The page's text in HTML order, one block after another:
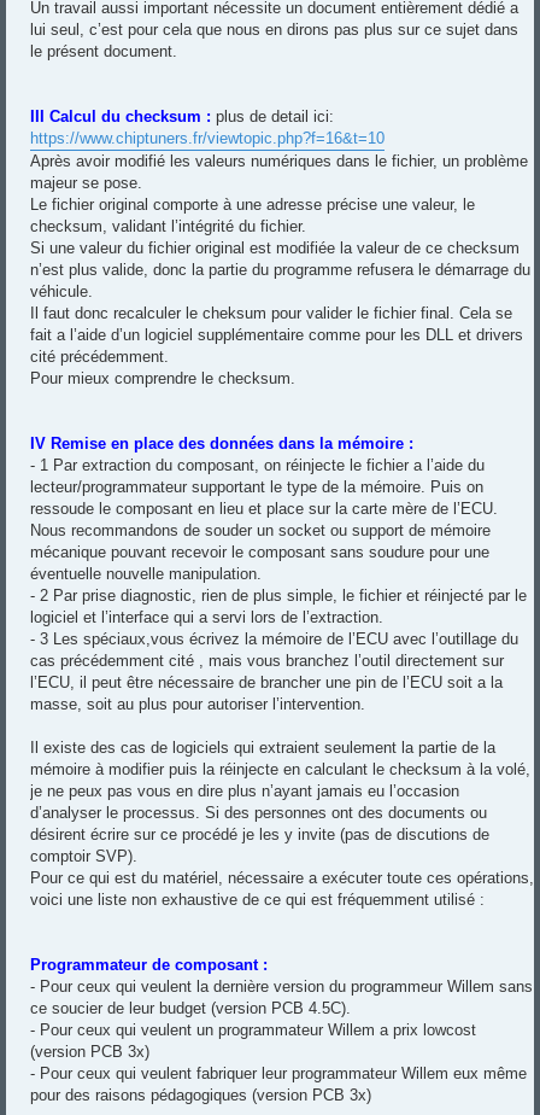
Un travail aussi important nécessite un document entièrement dédié a
lui seul, c’est pour cela que nous en dirons pas plus sur ce sujet dans
le présent document.
III Calcul du checksum : plus de detail ici:
https://www.chiptuners.fr/viewtopic.php?f=16&t=10
Après avoir modifié les valeurs numériques dans le fichier, un problème
majeur se pose.
Le fichier original comporte à une adresse précise une valeur, le
checksum, validant l’intégrité du fichier.
Si une valeur du fichier original est modifiée la valeur de ce checksum
n’est plus valide, donc la partie du programme refusera le démarrage du
véhicule.
Il faut donc recalculer le cheksum pour valider le fichier final. Cela se
fait a l’aide d’un logiciel supplémentaire comme pour les DLL et drivers
cité précédemment.
Pour mieux comprendre le checksum.
IV Remise en place des données dans la mémoire :
- 1 Par extraction du composant, on réinjecte le fichier a l’aide du
lecteur/programmateur supportant le type de la mémoire. Puis on
ressoude le composant en lieu et place sur la carte mère de l’ECU.
Nous recommandons de souder un socket ou support de mémoire
mécanique pouvant recevoir le composant sans soudure pour une
éventuelle nouvelle manipulation.
- 2 Par prise diagnostic, rien de plus simple, le fichier et réinjecté par le
logiciel et l’interface qui a servi lors de l’extraction.
- 3 Les spéciaux,vous écrivez la mémoire de l’ECU avec l’outillage du
cas précédemment cité , mais vous branchez l’outil directement sur
l’ECU, il peut être nécessaire de brancher une pin de l’ECU soit a la
masse, soit au plus pour autoriser l’intervention.
Il existe des cas de logiciels qui extraient seulement la partie de la
mémoire à modifier puis la réinjecte en calculant le checksum à la volé,
je ne peux pas vous en dire plus n’ayant jamais eu l’occasion
d’analyser le processus. Si des personnes ont des documents ou
désirent écrire sur ce procédé je les y invite (pas de discutions de
comptoir SVP).
Pour ce qui est du matériel, nécessaire a exécuter toute ces opérations,
voici une liste non exhaustive de ce qui est fréquemment utilisé :
Programmateur de composant :
- Pour ceux qui veulent la dernière version du programmeur Willem sans
ce soucier de leur budget (version PCB 4.5C).
- Pour ceux qui veulent un programmateur Willem a prix lowcost
(version PCB 3x)
- Pour ceux qui veulent fabriquer leur programmateur Willem eux même
pour des raisons pédagogiques (version PCB 3x)